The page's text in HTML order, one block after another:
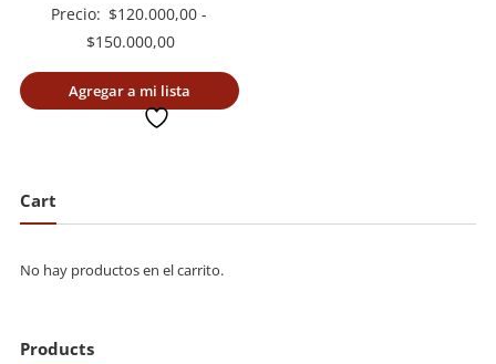
Precio: $120.000,00 -
$150.000,00Rango
de
precios:
Agregar a mi lista
Cart
No hay productos en el carrito.
Products